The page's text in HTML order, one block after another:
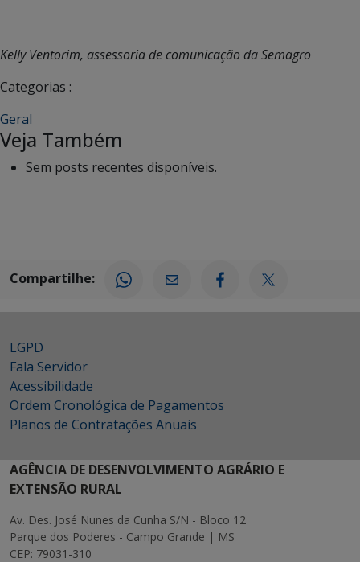
Kelly Ventorim, assessoria de comunicação da Semagro
Categorias :
Geral
Veja Também
Sem posts recentes disponíveis.
Compartilhe:
LGPD
Fala Servidor
Acessibilidade
Ordem Cronológica de Pagamentos
Planos de Contratações Anuais
AGÊNCIA DE DESENVOLVIMENTO AGRÁRIO E
EXTENSÃO RURAL
Av. Des. José Nunes da Cunha S/N - Bloco 12
Parque dos Poderes - Campo Grande | MS
CEP: 79031-310